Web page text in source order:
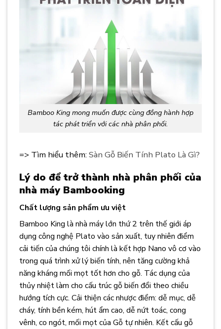
Bamboo King mong muốn được cùng đồng hành hợp
tác phát triển với các nhà phân phối.
=> Tìm hiểu thêm:Sàn Gỗ Biến Tính Plato Là Gì?
Lý do để trở thành nhà phân phối của
nhà máy Bambooking
Chất lượng sản phẩm ưu việt
Bamboo King là nhà máy lớn thứ 2 trên thế giới áp
dụng công nghệ Plato vào sản xuất, tuy nhiên điểm
cải tiến của chúng tôi chính là kết hợp Nano vô cơ vào
trong quá trình xử lý biến tính, nên tăng cường khả
năng kháng mối mọt tốt hơn cho gỗ. Tác dụng của
thủy nhiệt làm cho cấu trúc gỗ biến đổi theo chiều
hướng tích cực. Cải thiện các nhược điểm: dễ mục, dễ
cháy, tính bền kém, hút ẩm cao, dễ nứt toác, cong
vênh, co ngót, mối mọt của Gỗ tự nhiên. Kết cấu gỗ